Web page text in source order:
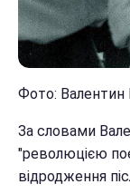
Фото: Валентин
За словами
"революцією
відродження